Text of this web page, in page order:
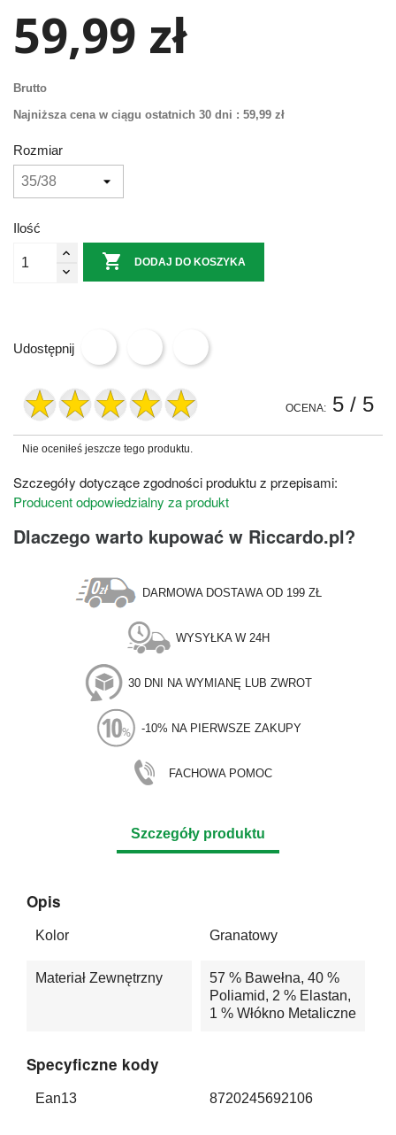
59,99 zł
Brutto
Najniższa cena w ciągu ostatnich 30 dni : 59,99 zł
Rozmiar
Ilość
 DODAJ DO KOSZYKA
Udostępnij
OCENA: 5 / 5
Nie oceniłeś jeszcze tego produktu.
Szczegóły dotyczące zgodności produktu z przepisami:
Producent odpowiedzialny za produkt
Dlaczego warto kupować w Riccardo.pl?
DARMOWA DOSTAWA OD 199 ZŁ
WYSYŁKA W 24H
30 DNI NA WYMIANĘ LUB ZWROT
-10% NA PIERWSZE ZAKUPY
FACHOWA POMOC
Szczegóły produktu
Opis
Kolor Granatowy
Materiał Zewnętrzny
57 % Bawełna, 40 %
Poliamid, 2 % Elastan,
1 % Włókno Metaliczne
Specyficzne kody
Ean13 8720245692106